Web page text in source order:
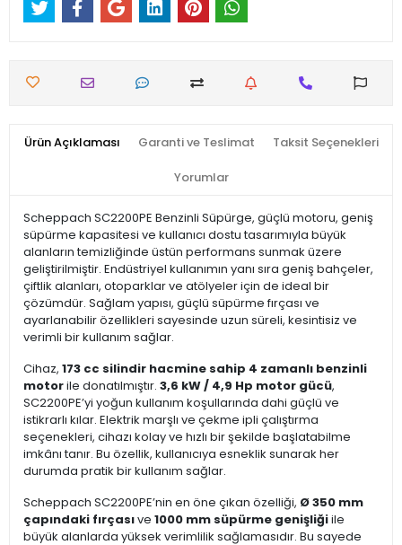
Ürün Açıklaması Garanti ve Teslimat Taksit Seçenekleri
Yorumlar
Scheppach SC2200PE Benzinli Süpürge, güçlü motoru, geniş
süpürme kapasitesi ve kullanıcı dostu tasarımıyla büyük
alanların temizliğinde üstün performans sunmak üzere
geliştirilmiştir. Endüstriyel kullanımın yanı sıra geniş bahçeler,
çiftlik alanları, otoparklar ve atölyeler için de ideal bir
çözümdür. Sağlam yapısı, güçlü süpürme fırçası ve
ayarlanabilir özellikleri sayesinde uzun süreli, kesintisiz ve
verimli bir kullanım sağlar.
Cihaz, 173 cc silindir hacmine sahip 4 zamanlı benzinli
motorile donatılmıştır. 3,6 kW / 4,9 Hp motor gücü,
SC2200PE’yi yoğun kullanım koşullarında dahi güçlü ve
istikrarlı kılar. Elektrik marşlı ve çekme ipli çalıştırma
seçenekleri, cihazı kolay ve hızlı bir şekilde başlatabilme
imkânı tanır. Bu özellik, kullanıcıya esneklik sunarak her
durumda pratik bir kullanım sağlar.
Scheppach SC2200PE’nin en öne çıkan özelliği, Ø 350 mm
çapındaki fırçasıve 1000 mm süpürme genişliğiile
büyük alanlarda yüksek verimlilik sağlamasıdır. Bu sayede